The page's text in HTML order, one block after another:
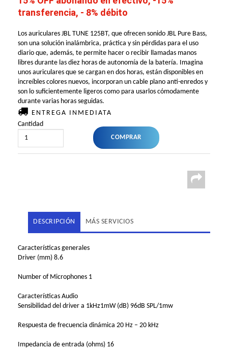
transferencia, - 8% débito
Los auriculares JBL TUNE 125BT, que ofrecen sonido JBL Pure Bass,
son una solución inalámbrica, práctica y sin pérdidas para el uso
diario que, además, te permite hacer o recibir llamadas manos
libres durante las diez horas de autonomía de la batería. Imagina
unos auriculares que se cargan en dos horas, están disponibles en
increíbles colores nuevos, incorporan un cable plano anti-enredos y
son lo suficientemente ligeros como para usarlos cómodamente
durante varias horas seguidas.
ENTREGA INMEDIATA
Cantidad
DESCRIPCIÓN MÁS SERVICIOS
Características generales
Driver (mm) 8.6
Number of Microphones 1
Características Audio
Sensibilidad del driver a 1kHz1mW (dB) 96dB SPL/1mw
Respuesta de frecuencia dinámica 20 Hz – 20 kHz
Impedancia de entrada (ohms) 16